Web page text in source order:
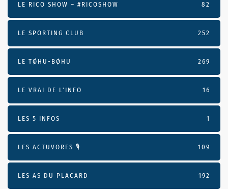
LE RICO SHOW – #RICOSHOW 82
LE SPORTING CLUB 252
LE TØHU-BØHU 269
LE VRAI DE L’INFO 16
LES 5 INFOS 1
LES ACTUVORES 🎙 109
LES AS DU PLACARD 192